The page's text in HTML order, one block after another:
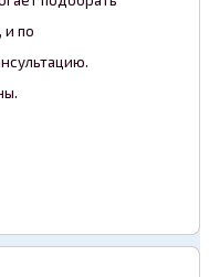
и по